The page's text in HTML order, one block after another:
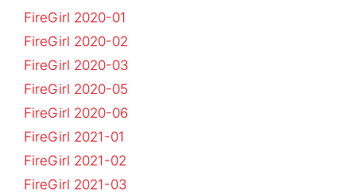
FireGirl 2020-01
FireGirl 2020-02
FireGirl 2020-03
FireGirl 2020-05
FireGirl 2020-06
FireGirl 2021-01
FireGirl 2021-02
FireGirl 2021-03